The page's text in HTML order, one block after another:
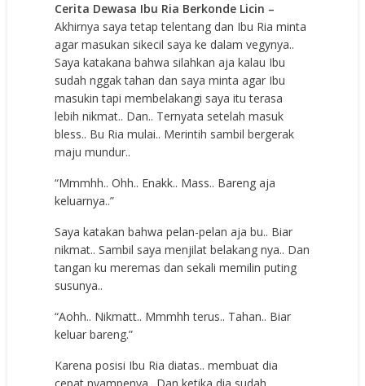
Cerita Dewasa Ibu Ria Berkonde Licin –
Akhirnya saya tetap telentang dan Ibu Ria minta
agar masukan sikecil saya ke dalam vegynya..
Saya katakana bahwa silahkan aja kalau Ibu
sudah nggak tahan dan saya minta agar Ibu
masukin tapi membelakangi saya itu terasa
lebih nikmat.. Dan.. Ternyata setelah masuk
bless.. Bu Ria mulai.. Merintih sambil bergerak
maju mundur..
“Mmmhh.. Ohh.. Enakk.. Mass.. Bareng aja
keluarnya..”
Saya katakan bahwa pelan-pelan aja bu.. Biar
nikmat.. Sambil saya menjilat belakang nya.. Dan
tangan ku meremas dan sekali memilin puting
susunya..
“Aohh.. Nikmatt.. Mmmhh terus.. Tahan.. Biar
keluar bareng.”
Karena posisi Ibu Ria diatas.. membuat dia